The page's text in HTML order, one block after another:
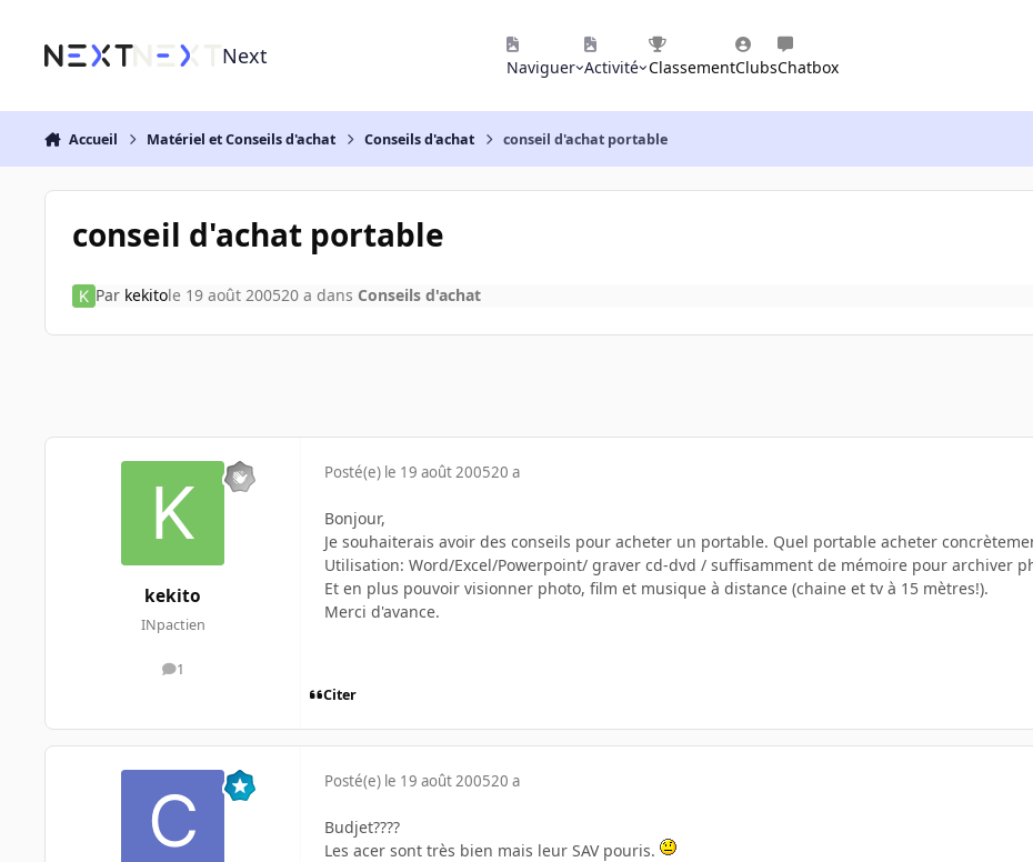
Next Naviguer Activité ClassementClubsChatbox
Accueil Matériel et Conseils d'achat Conseils d'achat conseil d'achat portable
conseil d'achat portable
Par kekitole 19 août 200520 a dans Conseils d'achat
kekito
INpactien
1
messages
Posté(e) le 19 août 200520 a
Bonjour,
Je souhaiterais avoir des conseils pour acheter un portable. Quel portable acheter
Utilisation: Word/Excel/Powerpoint/ graver cd-dvd / suffisamment de mémoire pour archiver
Et en plus pouvoir visionner photo, film et musique à distance (chaine et tv à 15 mètres!).
Merci d'avance.
Citer
Posté(e) le 19 août 200520 a
Budjet????
Les acer sont très bien mais leur SAV pouris.